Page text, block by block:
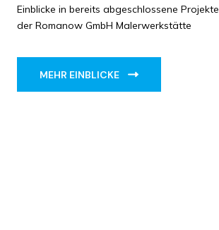
Einblicke in bereits abgeschlossene Projekte
der Romanow GmbH Malerwerkstätte
MEHR EINBLICKE